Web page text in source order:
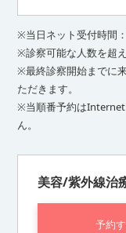
※当日ネット受付時間
※診察可能な人数を超
※最終診察開始までに
ただきます。
※当順番予約はInternet
ん。
美容/紫外線治
予約